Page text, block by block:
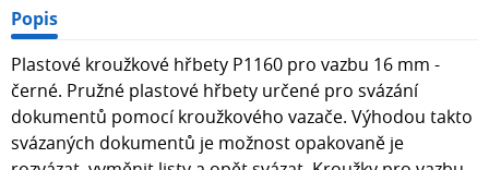
Popis
Plastové kroužkové hřbety P1160 pro vazbu 16 mm -
černé. Pružné plastové hřbety určené pro svázání
dokumentů pomocí kroužkového vazače. Výhodou takto
svázaných dokumentů je možnost opakovaně je